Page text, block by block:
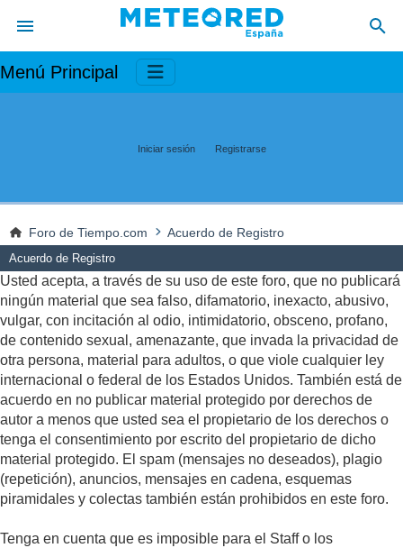
Menú Principal
Iniciar sesión Registrarse
Foro de Tiempo.com Acuerdo de Registro
Acuerdo de Registro
Usted acepta, a través de su uso de este foro, que no publicará
ningún material que sea falso, difamatorio, inexacto, abusivo,
vulgar, con incitación al odio, intimidatorio, obsceno, profano,
de contenido sexual, amenazante, que invada la privacidad de
otra persona, material para adultos, o que viole cualquier ley
internacional o federal de los Estados Unidos. También está de
acuerdo en no publicar material protegido por derechos de
autor a menos que usted sea el propietario de los derechos o
tenga el consentimiento por escrito del propietario de dicho
material protegido. El spam (mensajes no deseados), plagio
(repetición), anuncios, mensajes en cadena, esquemas
piramidales y colectas también están prohibidos en este foro.
Tenga en cuenta que es imposible para el Staff o los